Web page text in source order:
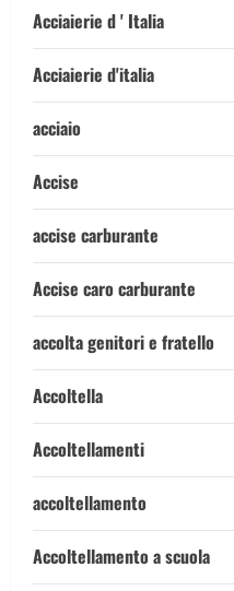
Acciaierie d ' Italia
Acciaierie d'italia
acciaio
Accise
accise carburante
Accise caro carburante
accolta genitori e fratello
Accoltella
Accoltellamenti
accoltellamento
Accoltellamento a scuola